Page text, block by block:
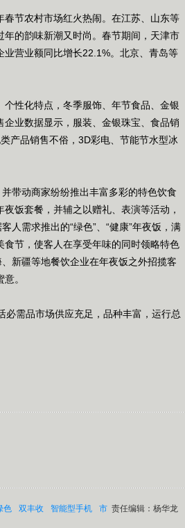
节农村市场红火热闹。在江苏、山东等
的韵味新潮又时尚。春节期间，天津市
营业额同比增长22.1%。北京、青岛等
性化特点，冬季服饰、年节食品、金银
业数据显示，服装、金银珠宝、食品销
产品销售不俗，3D彩电、节能节水型冰
带动商家纷纷推出丰富多彩的特色饮食
饭套餐，并辅之以赠礼、表演等活动，
人需求推出的“绿色”、“健康”年夜饭，满
节，使客人在享受年味的同时领略特色
新疆等地餐饮企业在年夜饭之外招揽客
。
需品市场供应充足，品种丰富，运行总
责任编辑：杨华龙
色 双丰收 智能型手机
市